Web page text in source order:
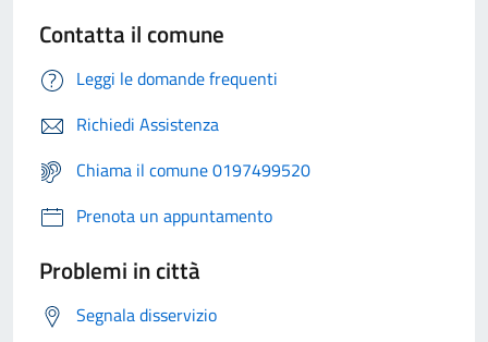
Contatta il comune
Leggi le domande frequenti
Richiedi Assistenza
Chiama il comune 0197499520
Prenota un appuntamento
Problemi in città
Segnala disservizio